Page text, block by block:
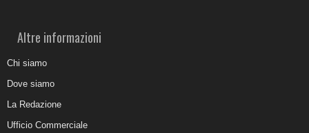
Altre informazioni
Chi siamo
Dove siamo
La Redazione
Ufficio Commerciale